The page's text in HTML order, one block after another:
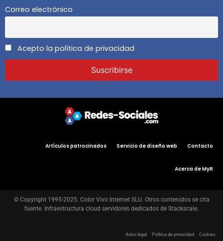
Correo electrónico
Acepto la política de privacidad
Artículos patrocinados Servicio de diseño web Contacto
Acerca de MyR
© Copyright 1995-2025. Color Vivo Internet SLU. Otros contenidos se cita
fuente. Infraestructura cloud servidores dedicados de Stackscale.
Aviso legal Política de privacidad Cookies